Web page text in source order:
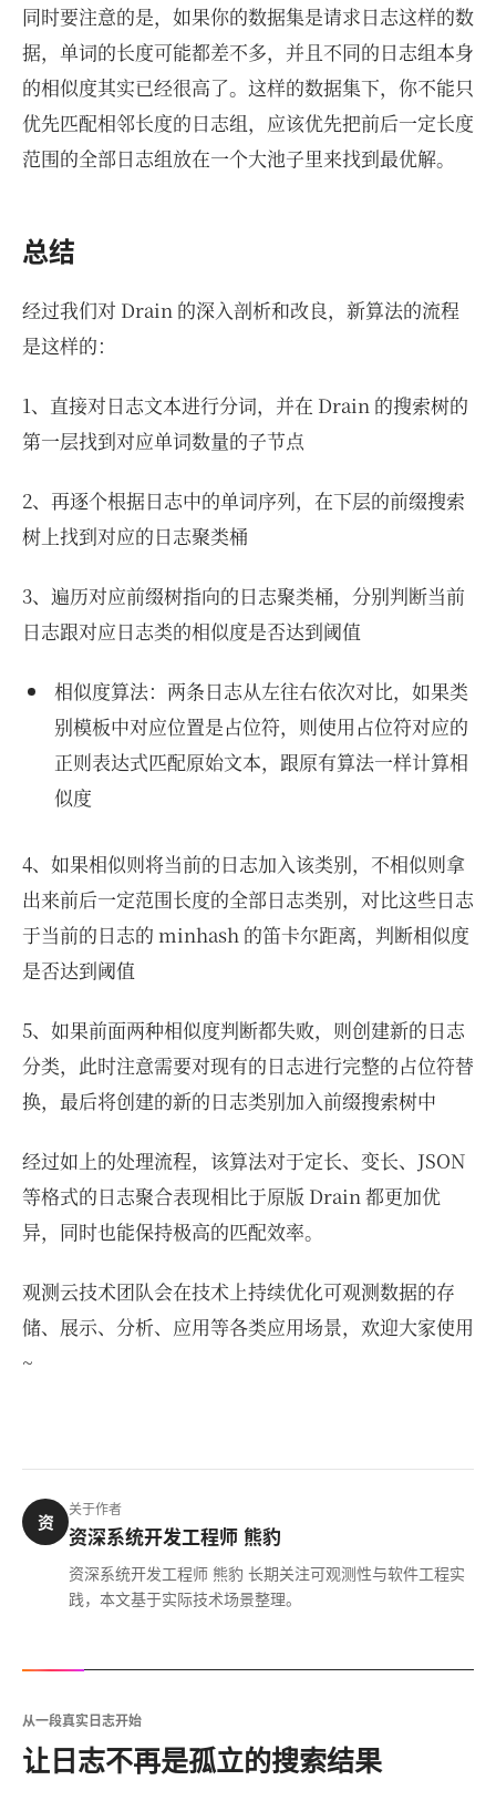
同时要注意的是，如果你的数据集是请求日志这样的数
据，单词的长度可能都差不多，并且不同的日志组本身
的相似度其实已经很高了。这样的数据集下，你不能只
优先匹配相邻长度的日志组，应该优先把前后一定长度
范围的全部日志组放在一个大池子里来找到最优解。
总结
经过我们对 Drain 的深入剖析和改良，新算法的流程
是这样的：
1、直接对日志文本进行分词，并在 Drain 的搜索树的
第一层找到对应单词数量的子节点
2、再逐个根据日志中的单词序列，在下层的前缀搜索
树上找到对应的日志聚类桶
3、遍历对应前缀树指向的日志聚类桶，分别判断当前
日志跟对应日志类的相似度是否达到阈值
相似度算法：两条日志从左往右依次对比，如果类
别模板中对应位置是占位符，则使用占位符对应的
正则表达式匹配原始文本，跟原有算法一样计算相
似度
4、如果相似则将当前的日志加入该类别，不相似则拿
出来前后一定范围长度的全部日志类别，对比这些日志
于当前的日志的 minhash 的笛卡尔距离，判断相似度
是否达到阈值
5、如果前面两种相似度判断都失败，则创建新的日志
分类，此时注意需要对现有的日志进行完整的占位符替
换，最后将创建的新的日志类别加入前缀搜索树中
经过如上的处理流程，该算法对于定长、变长、JSON
等格式的日志聚合表现相比于原版 Drain 都更加优
异，同时也能保持极高的匹配效率。
观测云技术团队会在技术上持续优化可观测数据的存
储、展示、分析、应用等各类应用场景，欢迎大家使用
~
资
关于作者
资深系统开发工程师 熊豹
资深系统开发工程师 熊豹 长期关注可观测性与软件工程实
践，本文基于实际技术场景整理。
从一段真实日志开始
让日志不再是孤立的搜索结果